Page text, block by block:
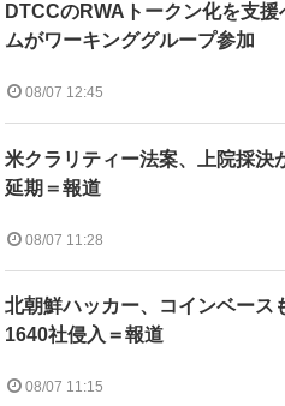
DTCCのRWAトークン化を支援
ムがワーキンググループ参加
08/07 12:45
米クラリティー法案、上院採決
延期＝報道
08/07 11:28
北朝鮮ハッカー、コインベー
1640社侵入＝報道
08/07 11:15